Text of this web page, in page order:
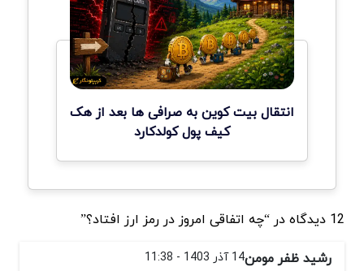
انتقال بیت کوین به صرافی ها بعد از هک
کیف پول کولدکارد
12 دیدگاه در “چه اتفاقی امروز در رمز ارز افتاد؟”
رشید ظفر مومن14 آذر 1403 - 11:38